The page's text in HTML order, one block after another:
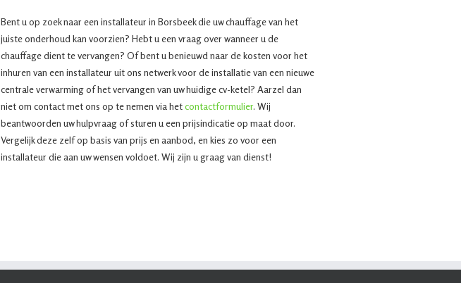
Bent u op zoek naar een installateur in Borsbeek die uw chauffage van het
juiste onderhoud kan voorzien? Hebt u een vraag over wanneer u de
chauffage dient te vervangen? Of bent u benieuwd naar de kosten voor het
inhuren van een installateur uit ons netwerk voor de installatie van een nieuwe
centrale verwarming of het vervangen van uw huidige cv-ketel? Aarzel dan
niet om contact met ons op te nemen via hetcontactformulier. Wij
beantwoorden uw hulpvraag of sturen u een prijsindicatie op maat door.
Vergelijk deze zelf op basis van prijs en aanbod, en kies zo voor een
installateur die aan uw wensen voldoet. Wij zijn u graag van dienst!